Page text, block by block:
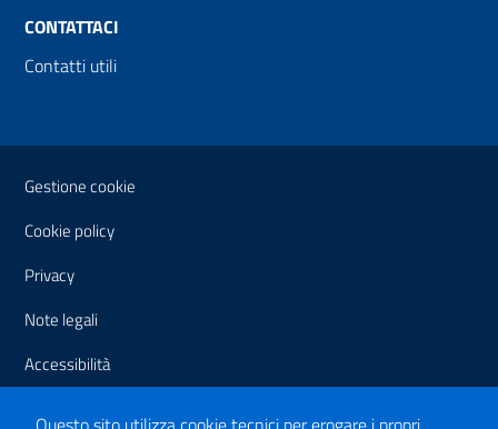
CONTATTACI
Contatti utili
Gestione cookie
Cookie policy
Privacy
Note legali
Accessibilità